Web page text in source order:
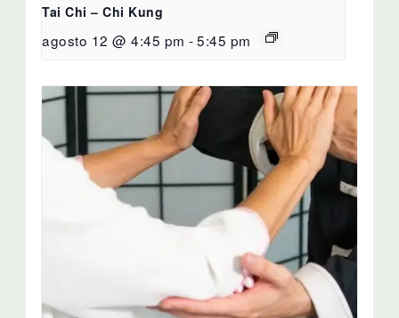
Tai Chi – Chi Kung
agosto 12 @ 4:45 pm -5:45 pm